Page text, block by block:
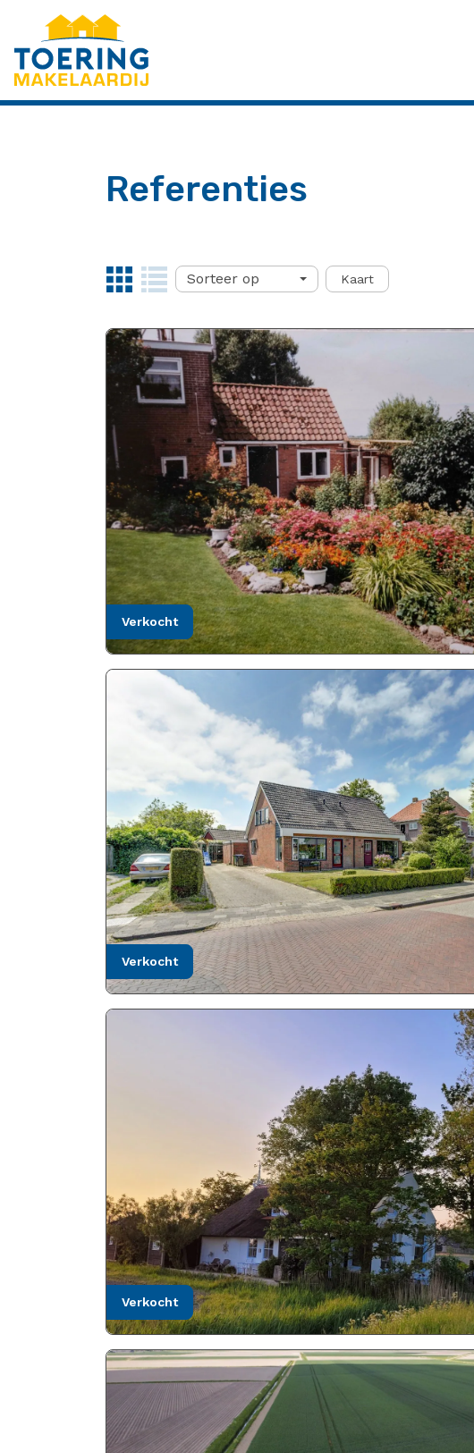
Menu overslaan en naar de inhoud gaan
Referenties
Sorteer op Kaart
verkocht
verkocht
verkocht